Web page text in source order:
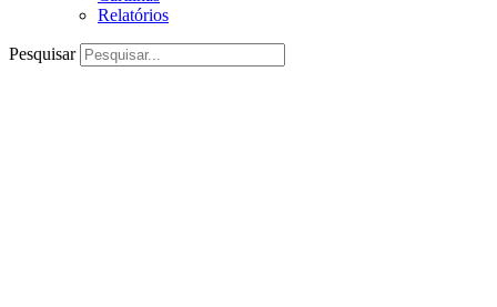
Relatórios
Pesquisar